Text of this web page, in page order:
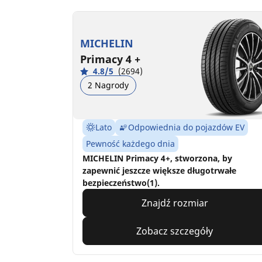
MICHELIN
Primacy 4 +
4.8/5 (2694)
2 Nagrody
Lato
Odpowiednia do pojazdów EV
Pewność każdego dnia
MICHELIN Primacy 4+, stworzona, by
zapewnić jeszcze większe długotrwałe
bezpieczeństwo(1).
Znajdź rozmiar
Zobacz szczegóły